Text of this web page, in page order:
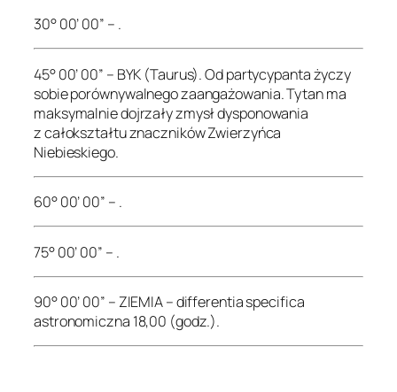
30° 00’ 00” – .
45° 00’ 00” – BYK (Taurus). Od partycypanta życzy
sobie porównywalnego zaangażowania. Tytan ma
maksymalnie dojrzały zmysł dysponowania
z całokształtu znaczników Zwierzyńca
Niebieskiego.
60° 00’ 00” – .
75° 00’ 00” – .
90° 00’ 00” – ZIEMIA – differentia specifica
astronomiczna 18,00 (godz.).